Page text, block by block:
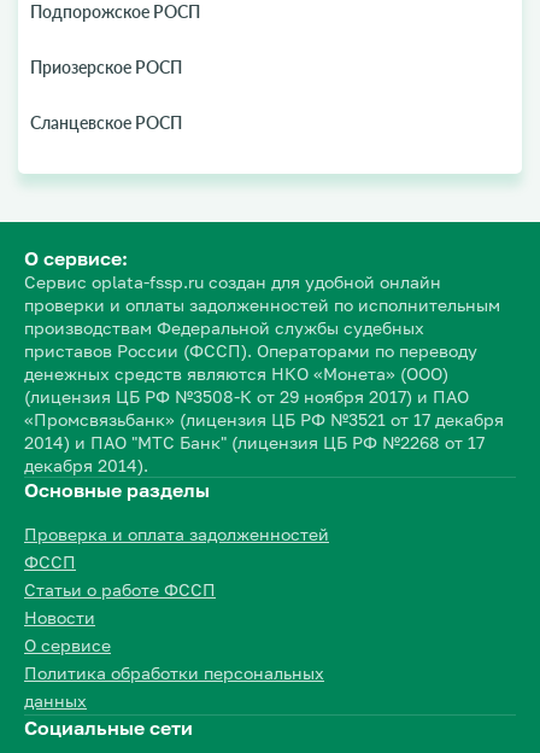
Подпорожское РОСП
Приозерское РОСП
Сланцевское РОСП
О сервисе:
Сервис oplata-fssp.ru создан для удобной онлайн
проверки и оплаты задолженностей по исполнительным
производствам Федеральной службы судебных
приставов России (ФССП). Операторами по переводу
денежных средств являются НКО «Монета» (ООО)
(лицензия ЦБ РФ №3508-К от 29 ноября 2017) и ПАО
«Промсвязьбанк» (лицензия ЦБ РФ №3521 от 17 декабря
2014) и ПАО "МТС Банк" (лицензия ЦБ РФ №2268 от 17
декабря 2014).
Основные разделы
Проверка и оплата задолженностей
ФССП
Статьи о работе ФССП
Новости
О сервисе
Политика обработки персональных
данных
Социальные сети